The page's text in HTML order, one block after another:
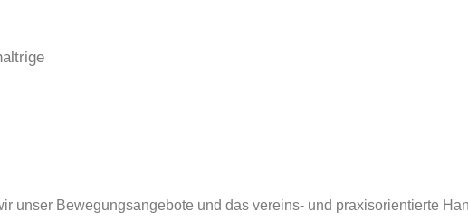
unser Bewegungsangebote und das vereins- und praxisorientierte